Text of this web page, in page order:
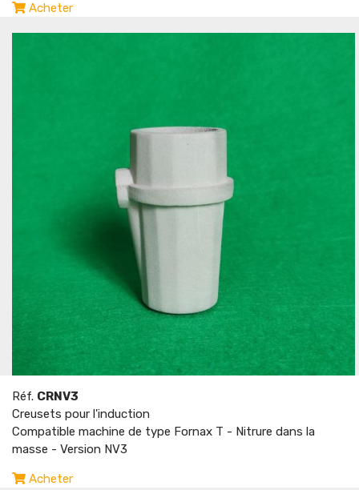
Acheter
Réf. CRNV3
Creusets pour l'induction
Compatible machine de type Fornax T - Nitrure dans la
masse - Version NV3
Acheter